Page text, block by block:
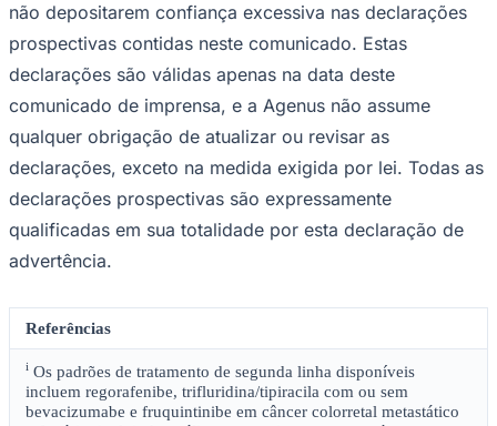
Atlético-MG
não depositarem confiança excessiva nas declarações
prospectivas contidas neste comunicado. Estas
declarações são válidas apenas na data deste
comunicado de imprensa, e a Agenus não assume
qualquer obrigação de atualizar ou revisar as
declarações, exceto na medida exigida por lei. Todas as
declarações prospectivas são expressamente
qualificadas em sua totalidade por esta declaração de
advertência.
Referências
iOs padrões de tratamento de segunda linha disponíveis
incluem regorafenibe, trifluridina/tipiracila com ou sem
bevacizumabe e fruquintinibe em câncer colorretal metastático